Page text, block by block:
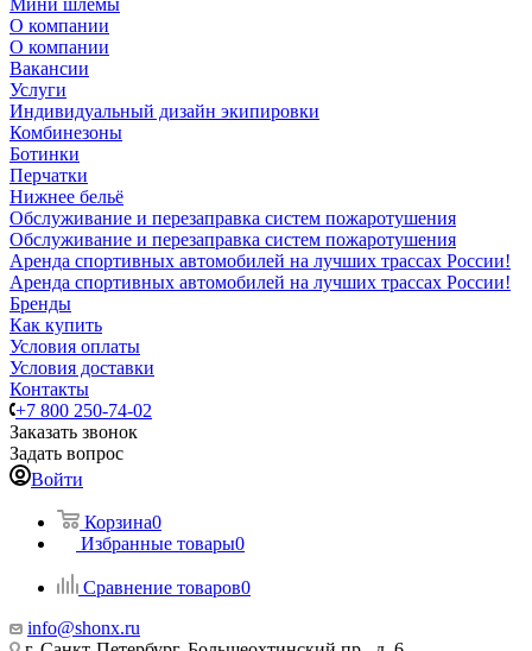
Мини шлемы
О компании
О компании
Вакансии
Услуги
Индивидуальный дизайн экипировки
Комбинезоны
Ботинки
Перчатки
Нижнее бельё
Обслуживание и перезаправка систем пожаротушения
Обслуживание и перезаправка систем пожаротушения
Аренда спортивных автомобилей на лучших трассах России!
Аренда спортивных автомобилей на лучших трассах России!
Бренды
Как купить
Условия оплаты
Условия доставки
Контакты
+7 800 250-74-02
Заказать звонок
Задать вопрос
Войти
Корзина0
Избранные товары0
Сравнение товаров0
info@shonx.ru